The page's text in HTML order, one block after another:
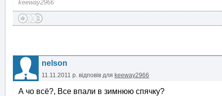
keeway2966
nelson
11.11.2011 р. відповів для keeway2966
А чо всё?, Все впали в зимнюю спячку?